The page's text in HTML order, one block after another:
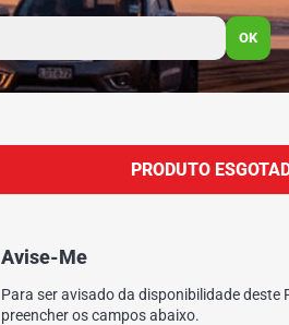
OK
PRODUTO
Avise-Me
Para ser avisado da disponibilidade deste
preencher os campos abaixo.